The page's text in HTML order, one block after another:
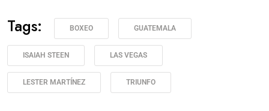
Tags: BOXEO GUATEMALA
ISAIAH STEEN LAS VEGAS
LESTER MARTÍNEZ TRIUNFO